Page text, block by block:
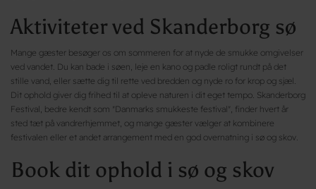
Aktiviteter ved Skanderborg sø
Mange gæster besøger os om sommeren for at nyde de smukke omgivelser
ved vandet. Du kan bade i søen, leje en kano og padle roligt rundt på det
stille vand, eller sætte dig til rette ved bredden og nyde ro for krop og sjæl.
Dit ophold giver dig frihed til at opleve naturen i dit eget tempo. Skanderborg
Festival, bedre kendt som "Danmarks smukkeste festival", finder hvert år
sted tæt på vandrerhjemmet, og mange gæster vælger at kombinere
festivalen eller et andet arrangement med en god overnatning i sø og skov.
Book dit ophold i sø og skov